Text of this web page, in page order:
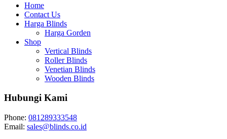
Home
Contact Us
Harga Blinds
Harga Gorden
Shop
Vertical Blinds
Roller Blinds
Venetian Blinds
Wooden Blinds
Hubungi Kami
Phone: 081289333548
Email: sales@blinds.co.id